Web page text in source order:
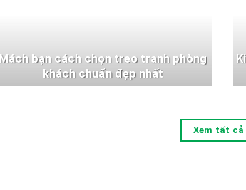
Mách bạn cách chọn treo tranh phòng
khách chuẩn đẹp nhất
Xem tất cả